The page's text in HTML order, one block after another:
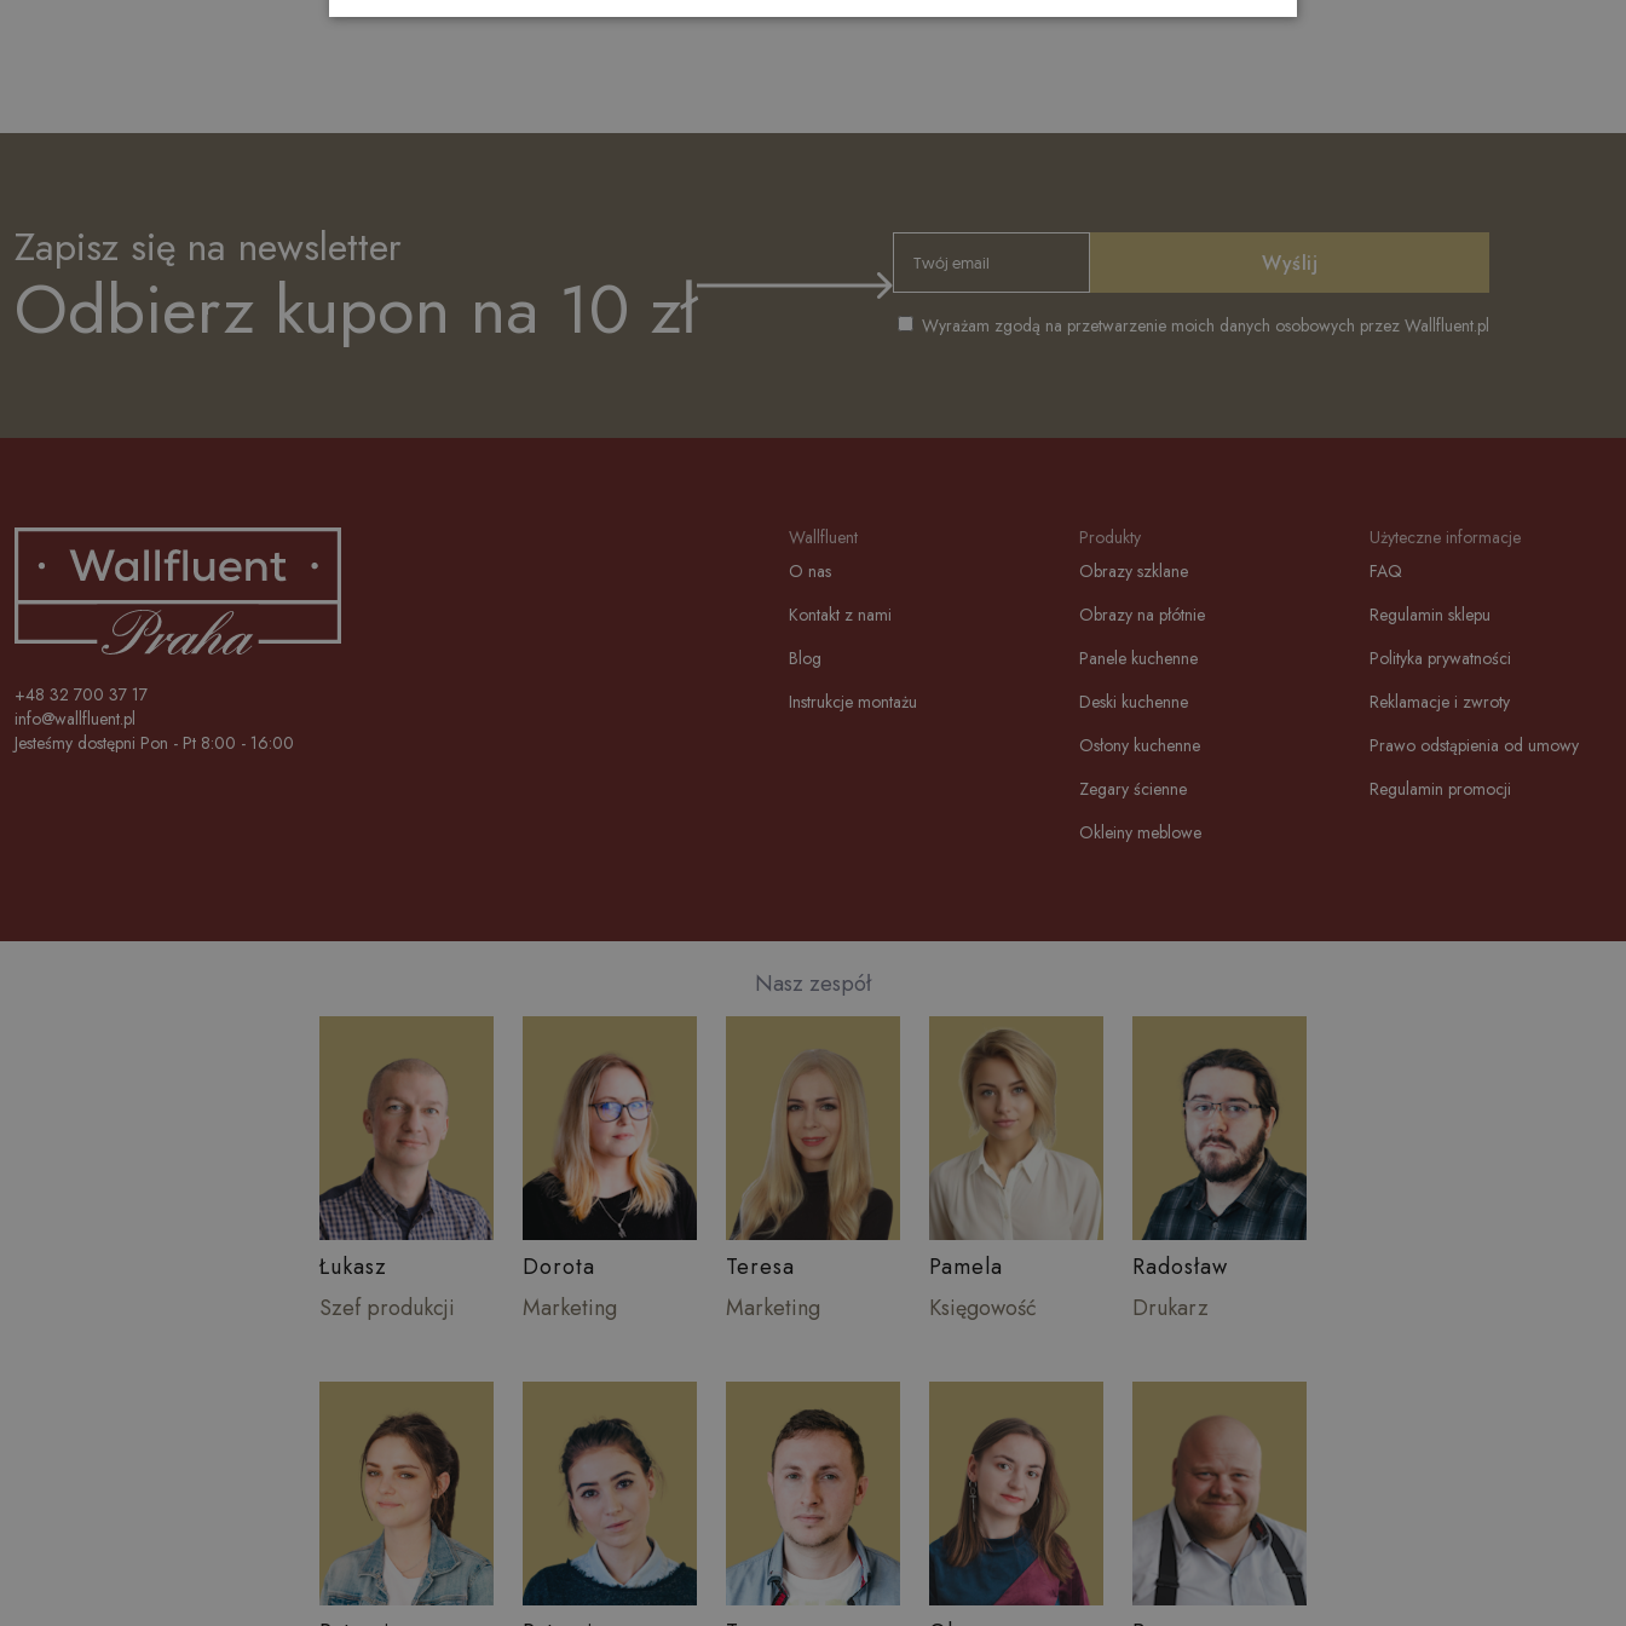
Zapisz się na newsletter
Odbierz kupon na 10 zł Wyślij
Wyrażam zgodą na przetwarzenie moich danych osobowych przez Wallfluent.pl
+48 32 700 37 17
info@wallfluent.pl
Jesteśmy dostępni Pon - Pt 8:00 - 16:00
Wallfluent
O nas
Kontakt z nami
Blog
Instrukcje montażu
Produkty
Obrazy szklane
Obrazy na płótnie
Panele kuchenne
Deski kuchenne
Osłony kuchenne
Zegary ścienne
Okleiny meblowe
Użyteczne informacje
FAQ
Regulamin sklepu
Polityka prywatności
Reklamacje i zwroty
Prawo odstąpienia od umowy
Regulamin promocji
Nasz zespół
Łukasz
Szef produkcji
Dorota
Marketing
Teresa
Marketing
Pamela
Księgowość
Radosław
Drukarz